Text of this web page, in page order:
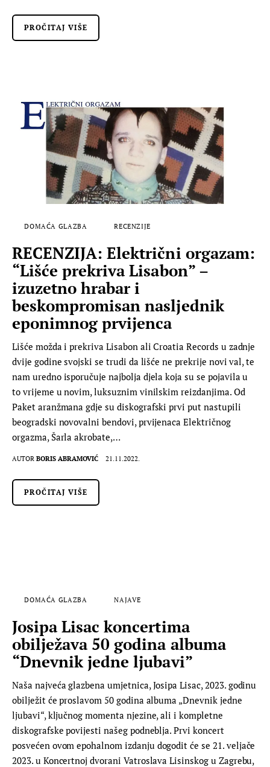
PROČITAJ VIŠE
DOMAĆA GLAZBA RECENZIJE
RECENZIJA: Električni orgazam:
“Lišće prekriva Lisabon” –
izuzetno hrabar i
beskompromisan nasljednik
eponimnog prvijenca
Lišće možda i prekriva Lisabon ali Croatia Records u zadnje
dvije godine svojski se trudi da lišće ne prekrije novi val, te
nam uredno isporučuje najbolja djela koja su se pojavila u
to vrijeme u novim, luksuznim vinilskim reizdanjima. Od
Paket aranžmana gdje su diskografski prvi put nastupili
beogradski novovalni bendovi, prvijenaca Električnog
orgazma, Šarla akrobate,…
AUTOR BORIS ABRAMOVIĆ 21.11.2022.
PROČITAJ VIŠE
DOMAĆA GLAZBA NAJAVE
Josipa Lisac koncertima
obilježava 50 godina albuma
“Dnevnik jedne ljubavi”
Naša najveća glazbena umjetnica, Josipa Lisac, 2023. godinu
obilježit će proslavom 50 godina albuma „Dnevnik jedne
ljubavi“, ključnog momenta njezine, ali i kompletne
diskografske povijesti našeg podneblja. Prvi koncert
posvećen ovom epohalnom izdanju dogodit će se 21. veljače
2023. u Koncertnoj dvorani Vatroslava Lisinskog u Zagrebu,